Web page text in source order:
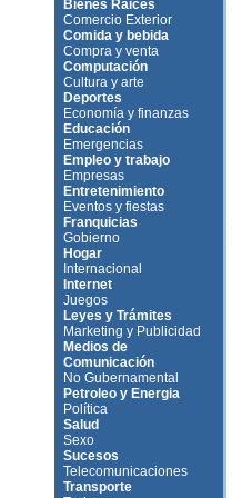
Bienes Raices
Comercio Exterior
Comida y bebida
Compra y venta
Computación
Cultura y arte
Deportes
Economía y finanzas
Educación
Emergencias
Empleo y trabajo
Empresas
Entretenimiento
Eventos y fiestas
Franquicias
Gobierno
Hogar
Internacional
Internet
Juegos
Leyes y Trámites
Marketing y Publicidad
Medios de
Comunicación
No Gubernamental
Petroleo y Energia
Política
Salud
Sexo
Sucesos
Telecomunicaciones
Transporte